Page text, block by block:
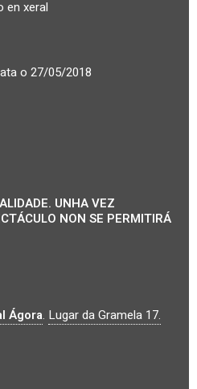
en xeral
o 27/05/2018
UNHA VEZ
NON SE PERMITIRÁ
Ágora. Lugar da Gramela 17.